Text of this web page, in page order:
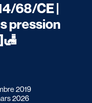
68/CE |
pression
2019
2026